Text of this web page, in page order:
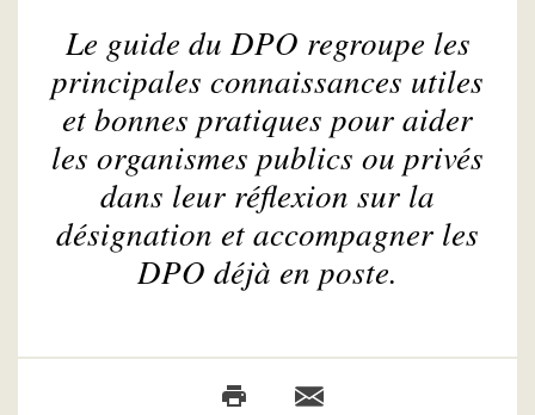
Le guide du DPO regroupe les
principales connaissances utiles
et bonnes pratiques pour aider
les organismes publics ou privés
dans leur réflexion sur la
désignation et accompagner les
DPO déjà en poste.